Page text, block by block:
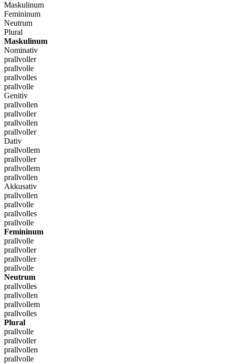
Maskulinum
Femininum
Neutrum
Plural
Maskulinum
Nominativ
prallvoller
prallvolle
prallvolles
prallvolle
Genitiv
prallvollen
prallvoller
prallvollen
prallvoller
Dativ
prallvollem
prallvoller
prallvollem
prallvollen
Akkusativ
prallvollen
prallvolle
prallvolles
prallvolle
Femininum
prallvolle
prallvoller
prallvoller
prallvolle
Neutrum
prallvolles
prallvollen
prallvollem
prallvolles
Plural
prallvolle
prallvoller
prallvollen
prallvolle